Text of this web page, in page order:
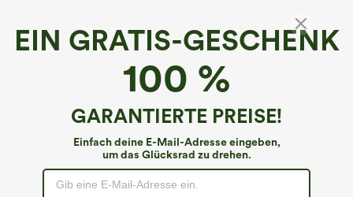
EIN GRATIS-GESCHENK
100 %
GARANTIERTE PREISE!
Einfach deine E-Mail-Adresse eingeben,
um das Glücksrad zu drehen.
Kaufen Sie 2 Stück für 52,62 € oder 4
Taschen, weitem Bein, lässig und locker
+15
€44,95 EUR
Beim Kauf von 2 Stück 10 % Rabatt |
Beim Kauf von 3 Stück 20 % Rabatt
Jeans mit Reißverschlusstaschen,
Baggy-Stil, weitem Bein, gewaschen,